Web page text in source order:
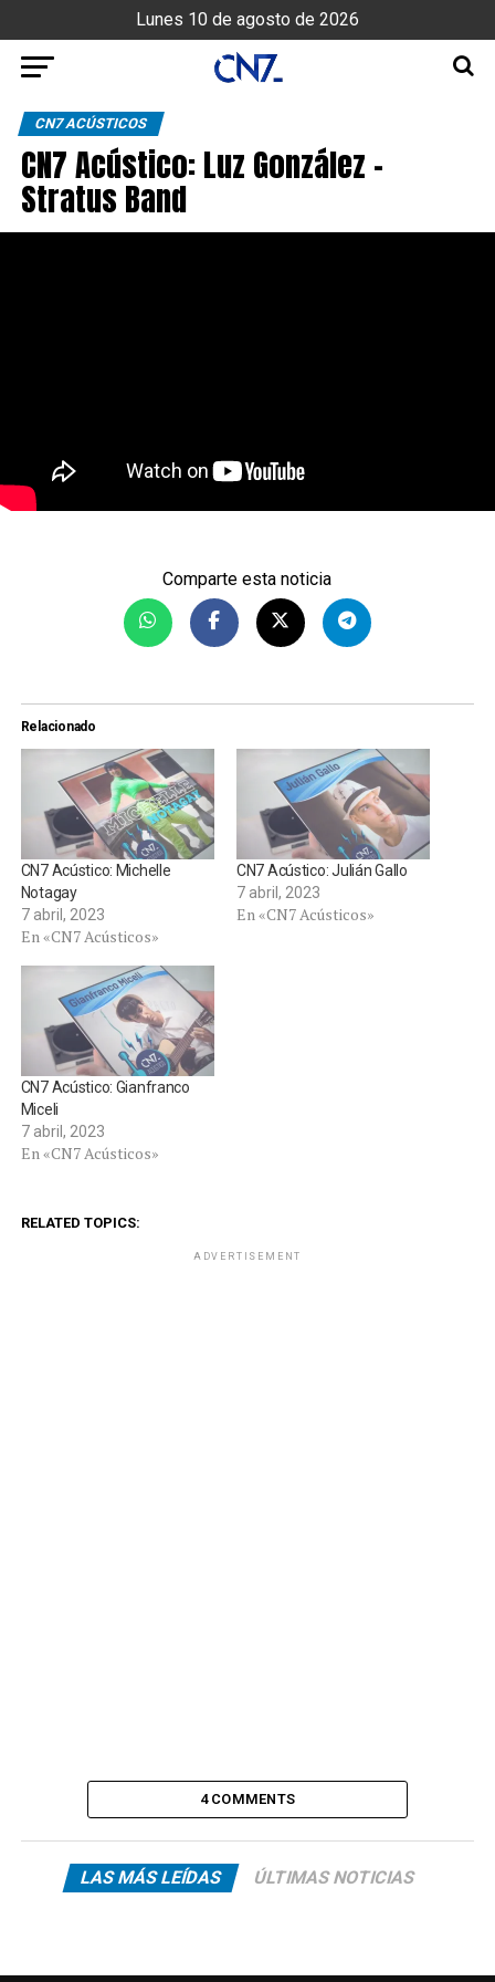
Lunes 10 de agosto de 2026
CN7 ACÚSTICOS
CN7 Acústico: Luz González –
Stratus Band
Comparte esta noticia
Relacionado
CN7 Acústico: Michelle
Notagay
7 abril, 2023
En «CN7 Acústicos»
CN7 Acústico: Julián Gallo
7 abril, 2023
En «CN7 Acústicos»
CN7 Acústico: Gianfranco
Miceli
7 abril, 2023
En «CN7 Acústicos»
RELATED TOPICS:
ADVERTISEMENT
4 COMMENTS
LAS MÁS LEÍDAS ÚLTIMAS NOTICIAS